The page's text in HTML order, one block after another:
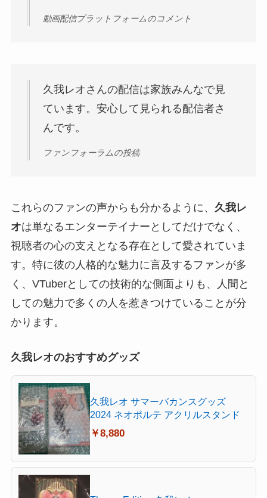
動画配信プラットフォームのコメント
久我レオさんの配信は家族みんなで見
ています。安心して見られる配信者さ
んです。
ファンフォーラムの投稿
これらのファンの声からも分かるように、 久我レ
オは単なるエンターテイナーとしてだけでなく、
視聴者の心の支えとなる存在として愛されていま
す。特に彼の人格的な魅力に言及するファンが多
く、VTuberとしての技術的な側面よりも、人間と
しての魅力で多くの人を惹きつけていることが分
かります。
久我レオのおすすめグッズ
久我レオ サマーバカンスグッズ
2024 ネオポルテ アクリルスタンド
￥8,880